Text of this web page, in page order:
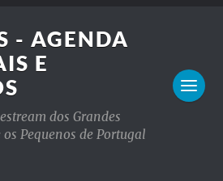
- AGENDA
E
dos Grandes
Pequenos de Portugal